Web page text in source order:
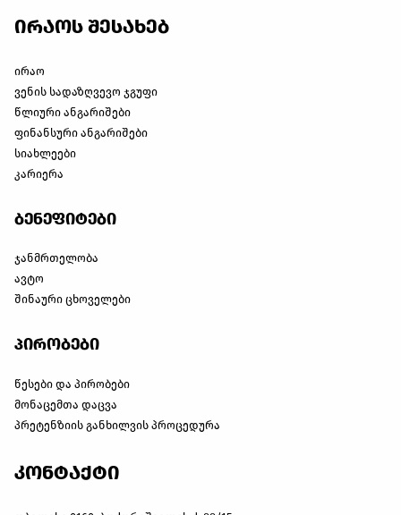
ირაოს შესახებ
ირაო
ვენის სადაზღვევო ჯგუფი
წლიური ანგარიშები
ფინანსური ანგარიშები
სიახლეები
კარიერა
ბენეფიტები
ჯანმრთელობა
ავტო
შინაური ცხოველები
პირობები
წესები და პირობები
მონაცემთა დაცვა
პრეტენზიის განხილვის პროცედურა
კონტაქტი